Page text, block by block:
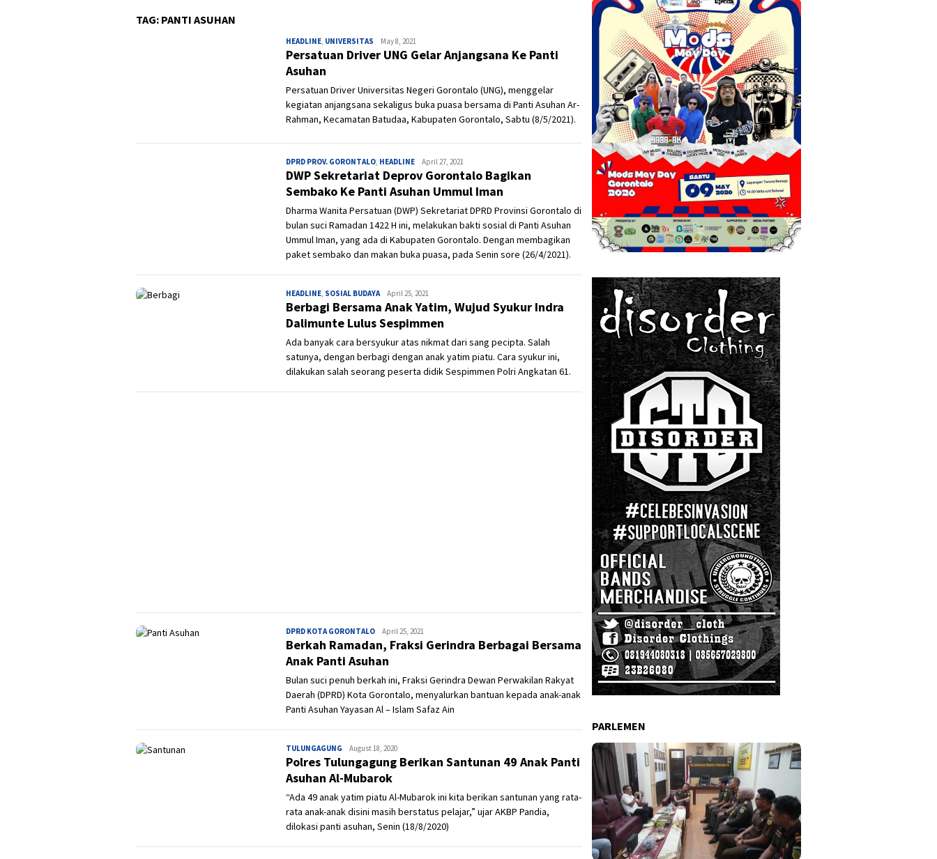
TAG: PANTI ASUHAN
HEADLINE, UNIVERSITAS Admin
May 8, 2021
Persatuan Driver UNG Gelar Anjangsana Ke Panti
Asuhan
Persatuan Driver Universitas Negeri Gorontalo (UNG), menggelar
kegiatan anjangsana sekaligus buka puasa bersama di Panti Asuhan Ar-
Rahman, Kecamatan Batudaa, Kabupaten Gorontalo, Sabtu (8/5/2021).
DPRD PROV. GORONTALO HEADLINE Ivan
April 27, 2021
DWP Sekretariat Deprov Gorontalo Bagikan
Sembako Ke Panti Asuhan Ummul Iman
Dharma Wanita Persatuan (DWP) Sekretariat DPRD Provinsi Gorontalo di
bulan suci Ramadan 1422 H ini, melakukan bakti sosial di Panti Asuhan
Ummul Iman, yang ada di Kabupaten Gorontalo. Dengan membagikan
paket sembako dan makan buka puasa, pada Senin sore (26/4/2021).
HEADLINE SOSIAL BUDAYA Admin
April 25, 2021
Berbagi Bersama Anak Yatim, Wujud Syukur Indra
Dalimunte Lulus Sespimmen
Ada banyak cara bersyukur atas nikmat dari sang pecipta. Salah
satunya, dengan berbagi dengan anak yatim piatu. Cara syukur ini,
dilakukan salah seorang peserta didik Sespimmen Polri Angkatan 61.
DPRD KOTA GORONTALO Admin
April 25, 2021
Berkah Ramadan, Fraksi Gerindra Berbagai Bersama
Anak Panti Asuhan
Bulan suci penuh berkah ini, Fraksi Gerindra Dewan Perwakilan Rakyat
Daerah (DPRD) Kota Gorontalo, menyalurkan bantuan kepada anak-anak
Panti Asuhan Yayasan Al – Islam Safaz Ain
TULUNGAGUNG Admin
August 18, 2020
Polres Tulungagung Berikan Santunan 49 Anak Panti
Asuhan Al-Mubarok
“Ada 49 anak yatim piatu Al-Mubarok ini kita berikan santunan yang rata-
rata anak-anak disini masih berstatus pelajar,” ujar AKBP Pandia,
dilokasi panti asuhan, Senin (18/8/2020)
PARLEMEN